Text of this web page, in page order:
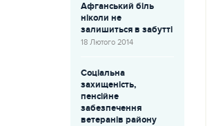
Афганський біль
ніколи не
залишиться в забутті
18 Лютого 2014
Соціальна
захищеність,
пенсійне
забезпечення
ветеранів району